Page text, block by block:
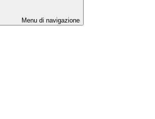
Menu di navigazione